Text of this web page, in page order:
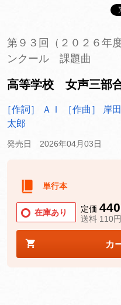
第９３回（２０２６年
ンクール 課題曲
高等学校 女声三部
［作詞］ ＡＩ ［作曲］ 岸
太郎
発売日 2026年04月03日
単行本
在庫あり 定価 440
送料 110円
カ